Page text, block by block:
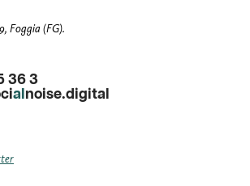
Foggia (FG).
36 3
al noise.digital